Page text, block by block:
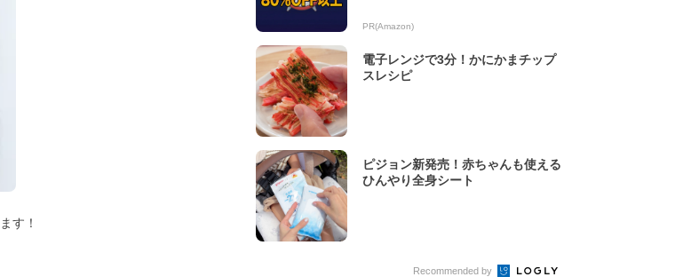
す！
PR(Amazon)
電子レンジで3分！かにかまチップ
スレシピ
ピジョン新発売！赤ちゃんも使える
ひんやり全身シート
Recommended by